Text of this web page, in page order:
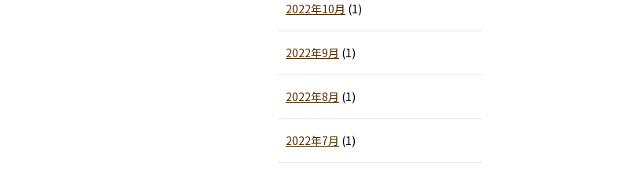
2022年10月 (1)
2022年9月 (1)
2022年8月 (1)
2022年7月 (1)